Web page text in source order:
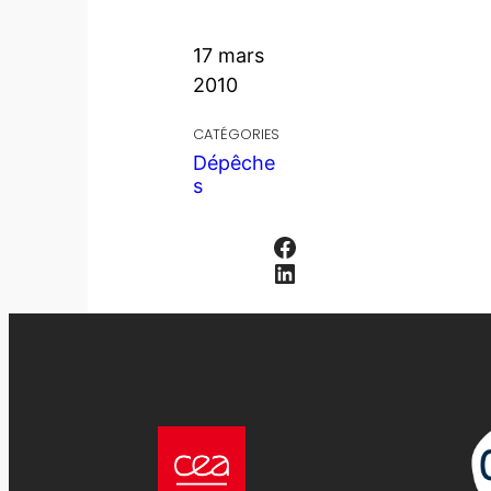
17 mars
2010
CATÉGORIES
Dépêche
s
Facebook
LinkedIn